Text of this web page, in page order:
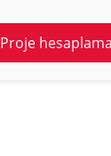
Proje